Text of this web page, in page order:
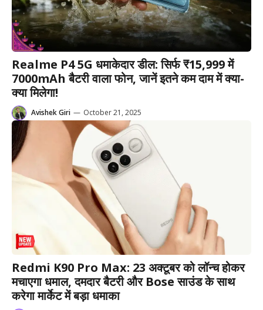
Realme P4 5G धमाकेदार डील: सिर्फ ₹15,999 में
7000mAh बैटरी वाला फोन, जानें इतने कम दाम में क्या-
क्या मिलेगा!
Avishek Giri — October 21, 2025
Redmi K90 Pro Max: 23 अक्टूबर को लॉन्च होकर
मचाएगा धमाल, दमदार बैटरी और Bose साउंड के साथ
करेगा मार्केट में बड़ा धमाका